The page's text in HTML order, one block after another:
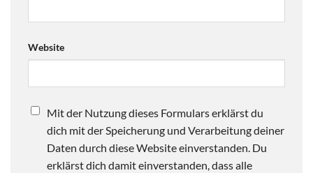
Website
Mit der Nutzung dieses Formulars erklärst du
dich mit der Speicherung und Verarbeitung deiner
Daten durch diese Website einverstanden. Du
erklärst dich damit einverstanden, dass alle